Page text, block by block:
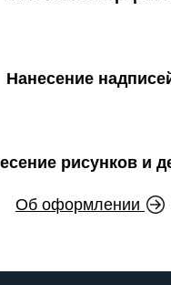
Нанесение
рисунков и
Об оформлении